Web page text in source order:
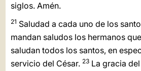
siglos. Amén.
21 Saludad a cada uno de los
mandan saludos los hermanos
saludan todos los santos, en
servicio del César. 23La gracia